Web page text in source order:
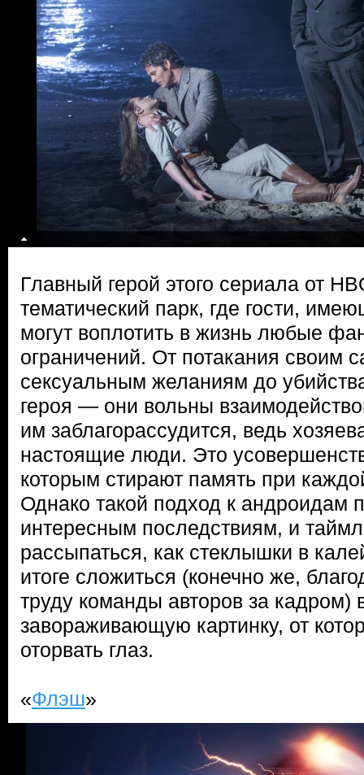
Главный герой этого сериала от
тематический парк, где гости,
могут воплотить в жизнь любые
ограничений. От потакания своим
сексуальным желаниям до
героя — они вольны
им заблагорассудится, ведь
настоящие люди. Это
которым стирают память при
Однако такой подход к андроидам
интересным последствиям, и
рассыпаться, как стеклышки в
итоге сложиться (конечно же,
труду команды авторов за кадром)
завораживающую картинку, от
оторвать глаз.
«Флэш»